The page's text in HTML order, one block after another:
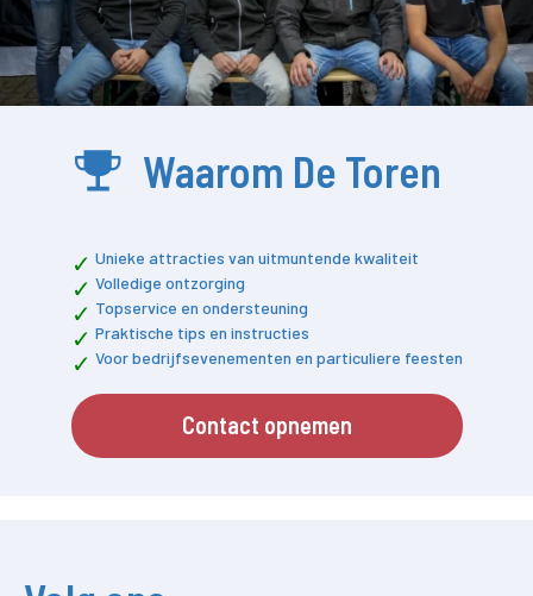
Waarom De Toren
Unieke attracties van uitmuntende kwaliteit
Volledige ontzorging
Topservice en ondersteuning
Praktische tips en instructies
Voor bedrijfsevenementen en particuliere feesten
Contact opnemen